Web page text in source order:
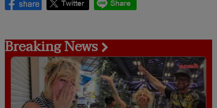
Breaking News